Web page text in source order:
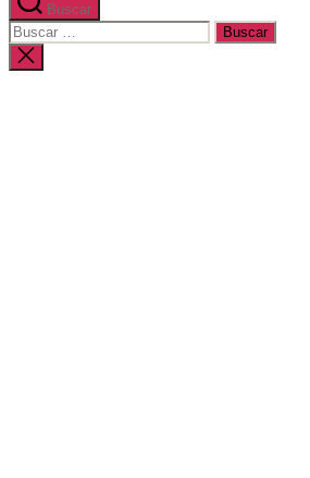
Buscar
Buscar:
Cerrar
la